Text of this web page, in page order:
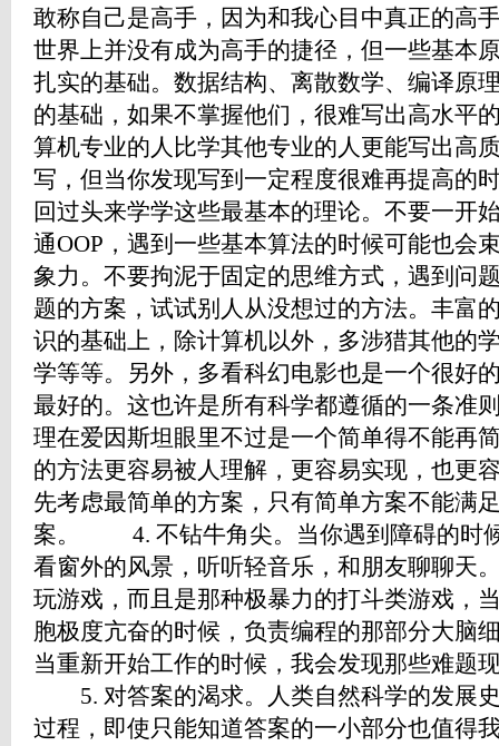
敢称自己是高手，因为和我心目中真正的高
世界上并没有成为高手的捷径，但一些基
扎实的基础。数据结构、离散数学、编译原
的基础，如果不掌握他们，很难写出高水平
算机专业的人比学其他专业的人更能写出高
写，但当你发现写到一定程度很难再提高的
回过头来学学这些最基本的理论。不要一开
通OOP，遇到一些基本算法的时候可能也
象力。不要拘泥于固定的思维方式，遇到问
题的方案，试试别人从没想过的方法。丰富
识的基础上，除计算机以外，多涉猎其他的
学等等。另外，多看科幻电影也是一个很
最好的。这也许是所有科学都遵循的一条准
理在爱因斯坦眼里不过是一个简单得不能再
的方法更容易被人理解，更容易实现，也更
先考虑最简单的方案，只有简单方案不能满
案。 4. 不钻牛角尖。当你遇到障碍的时
看窗外的风景，听听轻音乐，和朋友聊聊天
玩游戏，而且是那种极暴力的打斗类游戏，
胞极度亢奋的时候，负责编程的那部分大脑
当重新开始工作的时候，我会发现那些难题
5. 对答案的渴求。人类自然科学的发展
过程，即使只能知道答案的一小部分也值得